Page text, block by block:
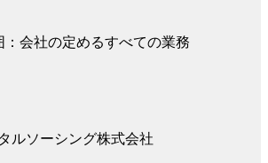
会社の定めるすべての業務